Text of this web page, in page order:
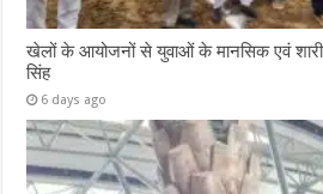
खेलों के आयोजनों से युवाओं के मानसिक एवं
सिंह
6 days ago